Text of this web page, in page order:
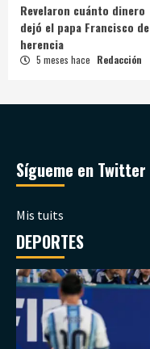
Revelaron cuánto dinero
dejó el papa Francisco de
herencia
5 meses hace Redacción
Sígueme en Twitter
Mis tuits
DEPORTES